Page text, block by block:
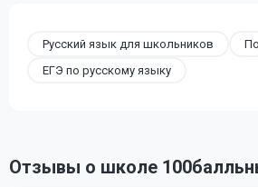
Русский язык для школьников
ЕГЭ по русскому языку
Отзывы о школе